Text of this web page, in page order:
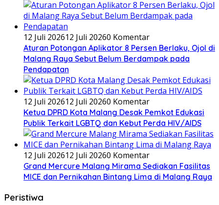
12 Juli 202612 Juli 20260 Komentar
Aturan Potongan Aplikator 8 Persen Berlaku, Ojol di
Malang Raya Sebut Belum Berdampak pada
Pendapatan
12 Juli 202612 Juli 20260 Komentar
Ketua DPRD Kota Malang Desak Pemkot Edukasi
Publik Terkait LGBTQ dan Kebut Perda HIV/AIDS
12 Juli 202612 Juli 20260 Komentar
Grand Mercure Malang Mirama Sediakan Fasilitas
MICE dan Pernikahan Bintang Lima di Malang Raya
Peristiwa